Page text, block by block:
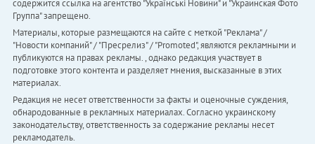
содержится ссылка на агентство "Українськi Новини" и "Украинская Фото
Группа" запрещено.
Материалы, которые размещаются на сайте с меткой "Реклама" /
"Новости компаний" / "Пресрелиз" / "Promoted", являются рекламными и
публикуются на правах рекламы. , однако редакция участвует в
подготовке этого контента и разделяет мнения, высказанные в этих
материалах.
Редакция не несет ответственности за факты и оценочные суждения,
обнародованные в рекламных материалах. Согласно украинскому
законодательству, ответственность за содержание рекламы несет
рекламодатель.